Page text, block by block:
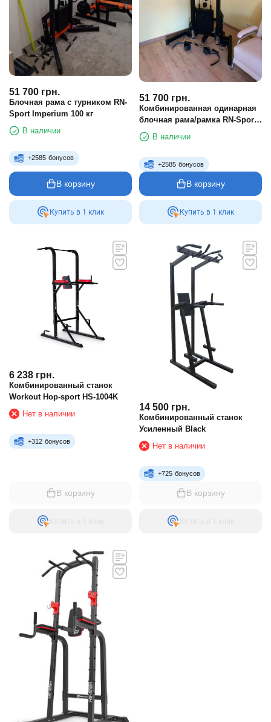
51 700 грн.
Блочная рама с турником RN-
Sport Imperium 100 кг
В наличии
+2585 бонусов
В корзину
Купить в 1 клик
51 700 грн.
Комбинированная одинарная
блочная рама/рамка RN-Sport
Imperium
В наличии
+2585 бонусов
В корзину
Купить в 1 клик
6 238 грн.
Комбинированный станок
Workout Hop-sport HS-1004K
Нет в наличии
+312 бонусов
В корзину
Купить в 1 клик
14 500 грн.
Комбинированный станок
Усиленный Black
Нет в наличии
+725 бонусов
В корзину
Купить в 1 клик